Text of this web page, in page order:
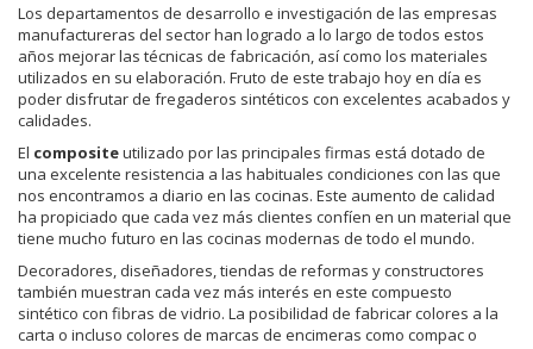
Los departamentos de desarrollo e investigación de las empresas
manufactureras del sector han logrado a lo largo de todos estos
años mejorar las técnicas de fabricación, así como los materiales
utilizados en su elaboración. Fruto de este trabajo hoy en día es
poder disfrutar de fregaderos sintéticos con excelentes acabados y
calidades.
El compositeutilizado por las principales firmas está dotado de
una excelente resistencia a las habituales condiciones con las que
nos encontramos a diario en las cocinas. Este aumento de calidad
ha propiciado que cada vez más clientes confíen en un material que
tiene mucho futuro en las cocinas modernas de todo el mundo.
Decoradores, diseñadores, tiendas de reformas y constructores
también muestran cada vez más interés en este compuesto
sintético con fibras de vidrio. La posibilidad de fabricar colores a la
carta o incluso colores de marcas de encimeras como compac o